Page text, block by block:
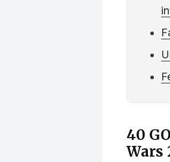
40
Wars